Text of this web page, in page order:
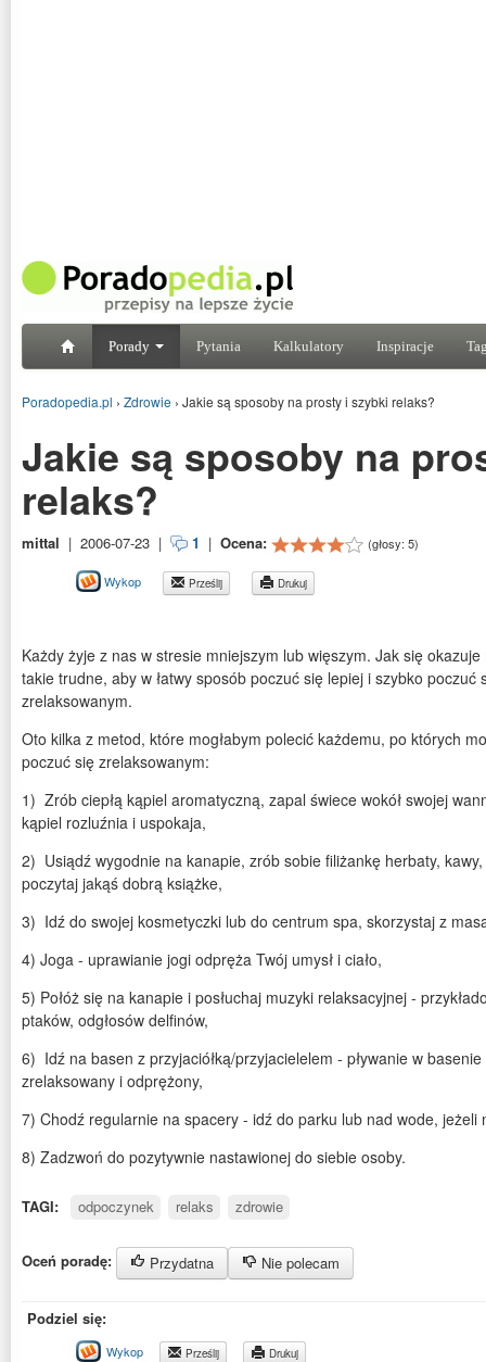
Porady Pytania Kalkulatory Inspiracje
Poradopedia.pl › Zdrowie › Jakie są sposoby na prosty i szybki relaks?
Jakie są sposoby na
relaks?
mittal | 2006-07-23 | 1 | Ocena: (głosy: 5)
Wykop Prześlij Drukuj
Każdy żyje z nas w stresie mniejszym lub więszym. Jak się
takie trudne, aby w łatwy sposób poczuć się lepiej i szybko poczuć
zrelaksowanym.
Oto kilka z metod, które mogłabym polecić każdemu, po których
poczuć się zrelaksowanym:
1) Zrób ciepłą kąpiel aromatyczną, zapal świece wokół swojej
kąpiel rozluźnia i uspokaja,
2) Usiądź wygodnie na kanapie, zrób sobie filiżankę herbaty,
poczytaj jakąś dobrą książke,
3) Idź do swojej kosmetyczki lub do centrum spa, skorzystaj z
4) Joga - uprawianie jogi odpręża Twój umysł i ciało,
5) Połóż się na kanapie i posłuchaj muzyki relaksacyjnej -
ptaków, odgłosów delfinów,
6) Idź na basen z przyjaciółką/przyjacielelem - pływanie w
zrelaksowany i odprężony,
7) Chodź regularnie na spacery - idź do parku lub nad wode, jeżeli
8) Zadzwoń do pozytywnie nastawionej do siebie osoby.
TAGI: odpoczynek relaks zdrowie
Oceń poradę: Przydatna Nie polecam
Podziel się:
Wykop Prześlij Drukuj